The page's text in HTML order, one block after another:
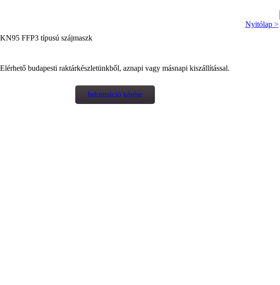
Nyitólap >
KN95 FFP3 típusú szájmaszk
Elérhető budapesti raktárkészletünkből, aznapi vagy másnapi kiszállítással.
Információ kérése